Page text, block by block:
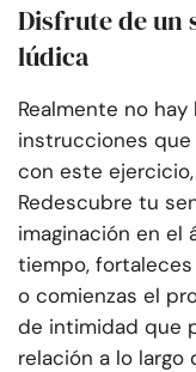
Disfrute de un
lúdica
Realmente no
instrucciones
con este
Redescubre tu
imaginación en el
tiempo,
o comienzas el
de intimidad que
relación a lo largo